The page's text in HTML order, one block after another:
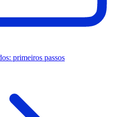
primeiros passos